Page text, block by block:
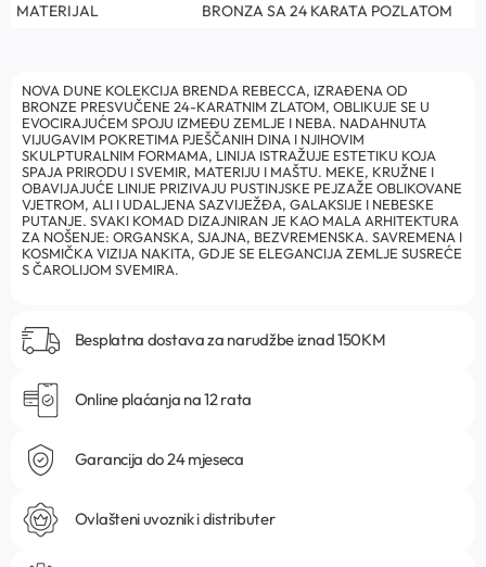
MATERIJAL
BRONZA SA 24 KARATA POZLATOM
NOVA DUNE KOLEKCIJA BRENDA REBECCA, IZRAĐENA OD
BRONZE PRESVUČENE 24-KARATNIM ZLATOM, OBLIKUJE SE U
EVOCIRAJUĆEM SPOJU IZMEĐU ZEMLJE I NEBA. NADAHNUTA
VIJUGAVIM POKRETIMA PJEŠČANIH DINA I NJIHOVIM
SKULPTURALNIM FORMAMA, LINIJA ISTRAŽUJE ESTETIKU KOJA
SPAJA PRIRODU I SVEMIR, MATERIJU I MAŠTU. MEKE, KRUŽNE I
OBAVIJAJUĆE LINIJE PRIZIVAJU PUSTINJSKE PEJZAŽE OBLIKOVANE
VJETROM, ALI I UDALJENA SAZVIJEŽĐA, GALAKSIJE I NEBESKE
PUTANJE. SVAKI KOMAD DIZAJNIRAN JE KAO MALA ARHITEKTURA
ZA NOŠENJE: ORGANSKA, SJAJNA, BEZVREMENSKA. SAVREMENA I
KOSMIČKA VIZIJA NAKITA, GDJE SE ELEGANCIJA ZEMLJE SUSREĆE
S ČAROLIJOM SVEMIRA.
Besplatna dostava za narudžbe iznad 150KM
Online plaćanja na 12 rata
Garancija do 24 mjeseca
Ovlašteni uvoznik i distributer